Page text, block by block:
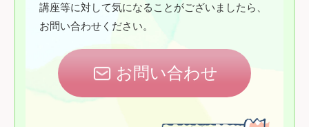
講座等に対して気になることがございましたら、
お問い合わせください。
お問い合わせ